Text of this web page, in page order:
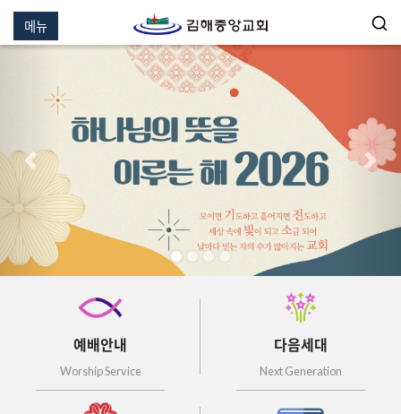
메뉴
이전 다음
예배안내
Worship Service
다음세대
Next Generation